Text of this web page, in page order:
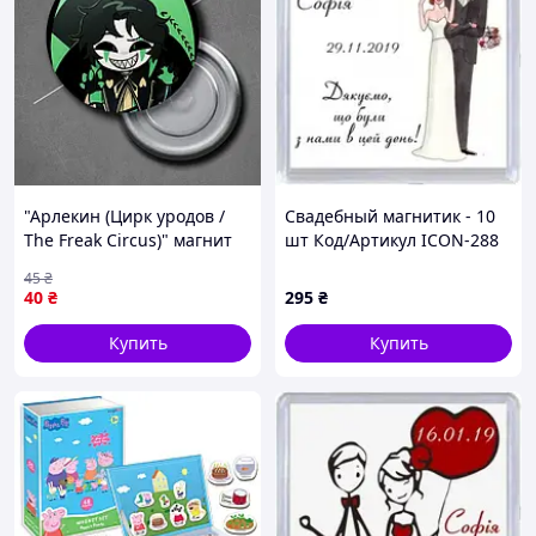
"Арлекин (Цирк уродов /
The Freak Circus)" магнит
40 ₴
45₴
Купить
Свадебный магнитик - 10
шт Код/Артикул ICON-288
295 ₴
Купить